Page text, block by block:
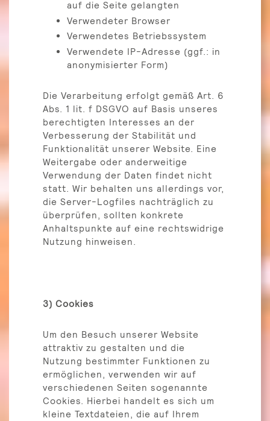
auf die Seite gelangten
Verwendeter Browser
Verwendetes Betriebssystem
Verwendete IP-Adresse (ggf.: in
anonymisierter Form)
Die Verarbeitung erfolgt gemäß Art. 6
Abs. 1 lit. f DSGVO auf Basis unseres
berechtigten Interesses an der
Verbesserung der Stabilität und
Funktionalität unserer Website. Eine
Weitergabe oder anderweitige
Verwendung der Daten findet nicht
statt. Wir behalten uns allerdings vor,
die Server-Logfiles nachträglich zu
überprüfen, sollten konkrete
Anhaltspunkte auf eine rechtswidrige
Nutzung hinweisen.
3) Cookies
Um den Besuch unserer Website
attraktiv zu gestalten und die
Nutzung bestimmter Funktionen zu
ermöglichen, verwenden wir auf
verschiedenen Seiten sogenannte
Cookies. Hierbei handelt es sich um
kleine Textdateien, die auf Ihrem